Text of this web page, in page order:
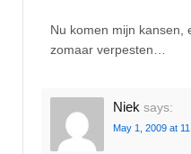
Nu komen mijn kansen,
zomaar verpesten…
Niek says:
May 1, 2009 at